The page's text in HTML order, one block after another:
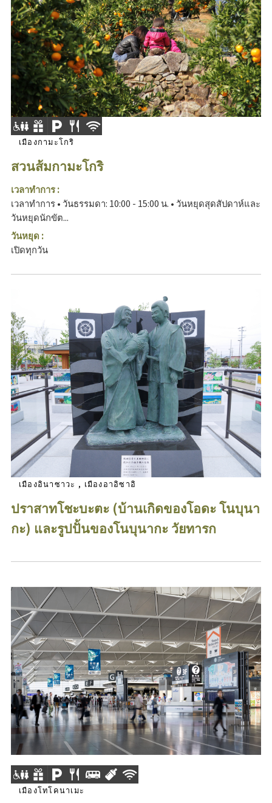
เมืองกามะโกริ
สวนส้มกามะโกริ
เวลาทำการ :
เวลาทำการ • วันธรรมดา: 10:00 - 15:00 น. • วันหยุดสุดสัปดาห์และ
วันหยุดนักขัต...
วันหยุด :
เปิดทุกวัน
เมืองอินาซาวะ , เมืองอาอิซาอิ
ปราสาทโชะบะตะ (บ้านเกิดของโอดะ โนบุนา
กะ) และรูปปั้นของโนบุนากะ วัยทารก
เมืองโทโคนาเมะ